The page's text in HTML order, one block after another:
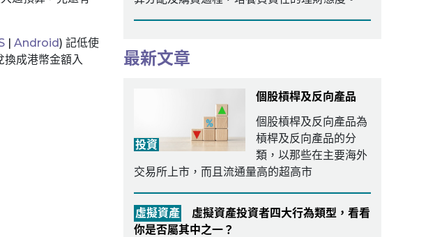
Android) 記低使
成港幣金額入
最新文章
投資
個股槓桿及反向產品
個股槓桿及反向產品為
槓桿及反向產品的分
類，以那些在主要海外
交易所上市，而且流通量高的超高市
虛擬資產
虛擬資產投資者四大行為類型，看看
你是否屬其中之一？